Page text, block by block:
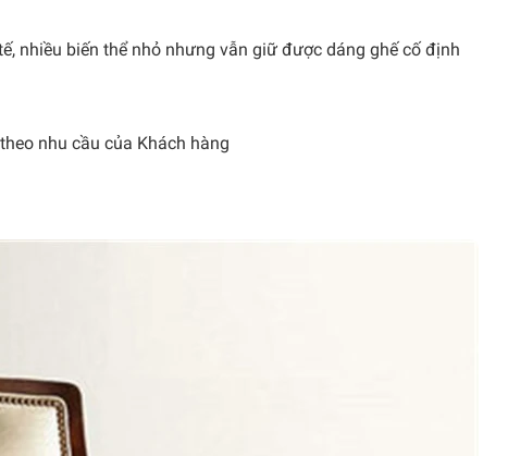
nhiều biến thể nhỏ nhưng vẫn giữ được dáng ghế cố định
nhu cầu của Khách hàng